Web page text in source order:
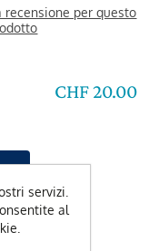
per questo
CHF 20.00
servizi.
al